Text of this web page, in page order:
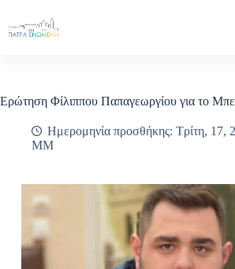
περιεχόμενο
Ερώτηση Φίλιππου Παπαγεωργίου για το
Ημερομηνία προσθήκης: Τρίτη, 17,
ΜΜ